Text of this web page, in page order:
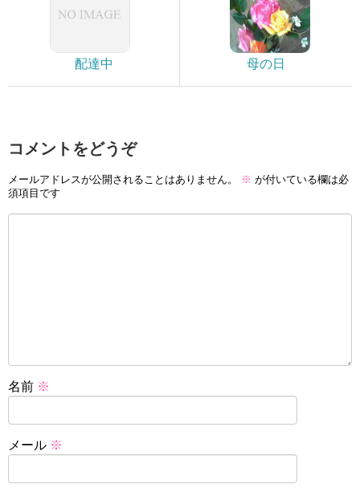
配達中 母の日
コメントをどうぞ
メールアドレスが公開されることはありません。 ※ が付いている欄は必
須項目です
名前 ※
メール ※